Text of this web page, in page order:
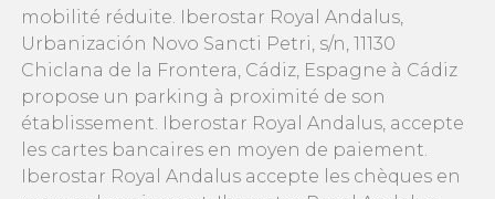
mobilité réduite. Iberostar Royal Andalus,
Urbanización Novo Sancti Petri, s/n, 11130
Chiclana de la Frontera, Cádiz, Espagne à Cádiz
propose un parking à proximité de son
établissement. Iberostar Royal Andalus, accepte
les cartes bancaires en moyen de paiement.
Iberostar Royal Andalus accepte les chèques en